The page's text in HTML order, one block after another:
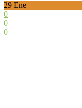
29 Ene
0
0
0